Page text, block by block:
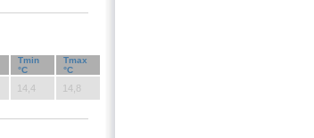
Tmin
°C
Tmax
°C
14,4 14,8